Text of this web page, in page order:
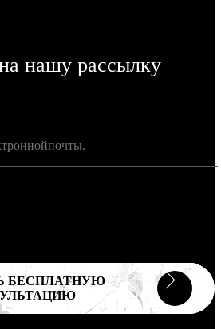
нашу рассылку
БЕСПЛАТНУЮ